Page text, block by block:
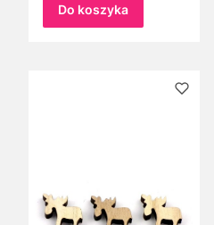
gwiazdą
Do koszyka